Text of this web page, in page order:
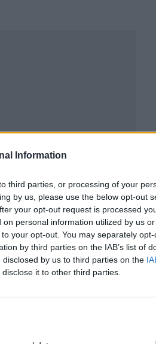
Information
third parties, or processing of your
by us, please use the below opt-out
your opt-out request is processed
personal information utilized by us
your opt-out. You may separately
by third parties on the IAB’s list of
by us to third parties on the
it to other third parties.